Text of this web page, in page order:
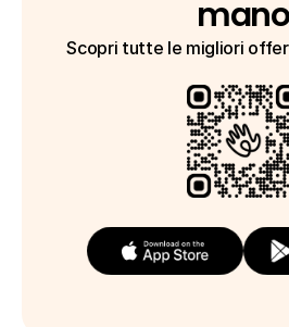
mano
Scopri tutte le migliori